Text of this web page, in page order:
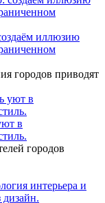
иллюзию
городов приводят
в
городов